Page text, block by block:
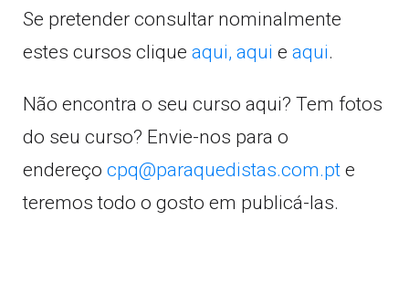
Se pretender consultar nominalmente
estes cursos clique aqui, aqui e aqui.
Não encontra o seu curso aqui? Tem fotos
do seu curso? Envie-nos para o
endereço cpq@paraquedistas.com.pt e
teremos todo o gosto em publicá-las.